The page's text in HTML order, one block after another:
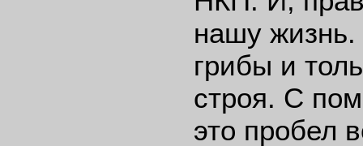
нашу жизнь.
грибы и
строя. С
это пробел